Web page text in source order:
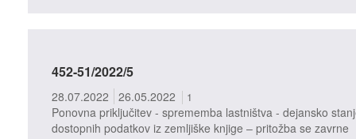
452-51/2022/5
28.07.2022 26.05.2022 1
Ponovna priključitev - sprememba lastništva - dejansko
dostopnih podatkov iz zemljiške knjige – pritožba se zavrne